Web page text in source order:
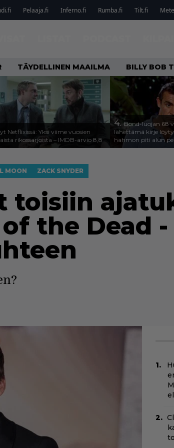
Pelaaja.fi Inferno.fi Rumba.fi Tilt.fi
TÄYDELLINEN MAAILMA BILLY BOB
Netflixissä: Yksi viime vuosien
rikossarjoista – IMDB-arvio 8,8
4.Bond-luojan 68
lähettämä kirje
hahmon piti alun
MOON ZACK SNYDER
toisiin
the Dead -